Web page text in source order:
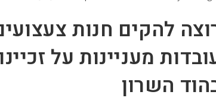
להקים חנות
מעניינות על
השרון